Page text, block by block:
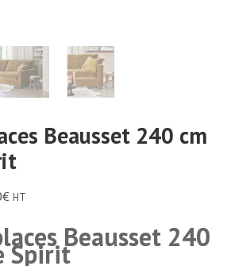
Beausset 240 cm
€ HT
Beausset 240
Spirit